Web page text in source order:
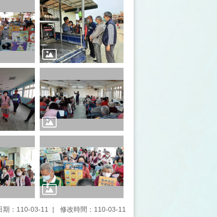
期：110-03-11 修改時間：110-03-11